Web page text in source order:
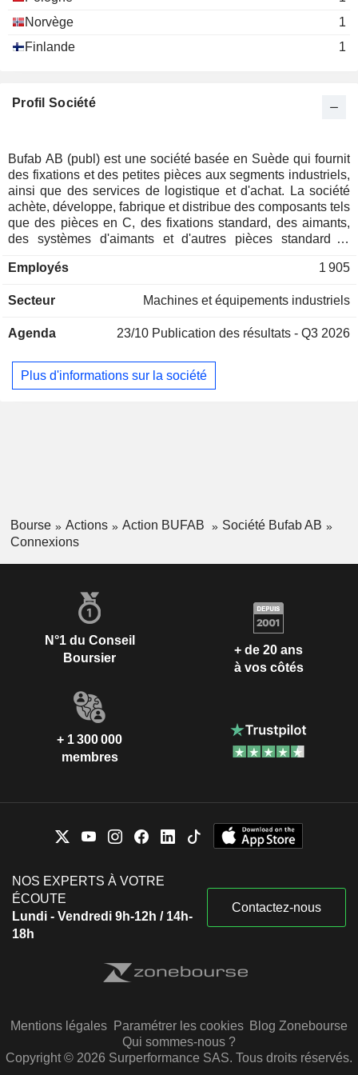
Norvège
1
Finlande
1
Profil Société
Bufab AB (publ) est une société basée en Suède qui fournit
des fixations et des petites pièces aux segments industriels,
ainsi que des services de logistique et d'achat. La société
achète, développe, fabrique et distribue des composants tels
que des pièces en C, des fixations standard, des aimants,
des systèmes d'aimants et d'autres pièces standard et
inoxydable, poudre métallique, fil et tissu. Elle dessert une
l'automobile, l'ameublement, l'offshore, l'ingénierie, la
ferroviaire. La société opère par le biais de filiales en Suède,
Chine, à Taiwan, en Autriche, en Pologne, au Royaume-Uni
et aux Pays-Bas, entre autres. Elle exploite également Kian
Employés 1 905
Secteur Machines et équipements industriels
Agenda 23/10 Publication des résultats - Q3 2026
Plus d'informations sur la société
Bourse Actions Action BUFAB
Société Bufab AB
Connexions
N°1 du Conseil
Boursier
+ de 20 ans
à vos côtés
+ 1 300 000
membres
NOS EXPERTS À VOTRE
ÉCOUTE
Lundi - Vendredi 9h-12h / 14h-
18h
Contactez-nous
Mentions légales Paramétrer les cookies Blog Zonebourse
Qui sommes-nous ?
Copyright © 2026 Surperformance SAS. Tous droits réservés.